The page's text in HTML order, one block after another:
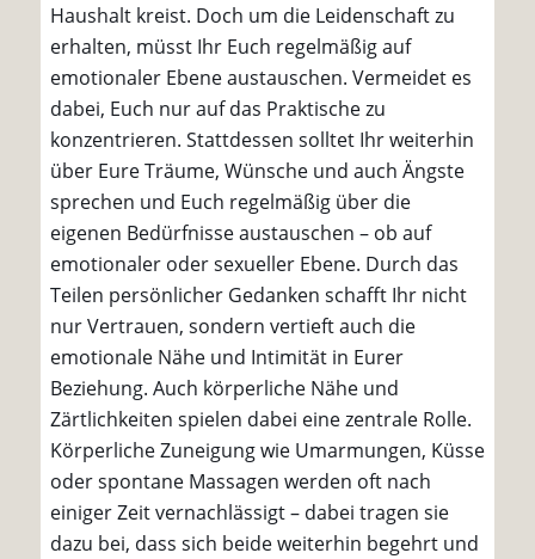
Haushalt kreist. Doch um die Leidenschaft zu
erhalten, müsst Ihr Euch regelmäßig auf
emotionaler Ebene austauschen. Vermeidet es
dabei, Euch nur auf das Praktische zu
konzentrieren. Stattdessen solltet Ihr weiterhin
über Eure Träume, Wünsche und auch Ängste
sprechen und Euch regelmäßig über die
eigenen Bedürfnisse austauschen – ob auf
emotionaler oder sexueller Ebene. Durch das
Teilen persönlicher Gedanken schafft Ihr nicht
nur Vertrauen, sondern vertieft auch die
emotionale Nähe und Intimität in Eurer
Beziehung. Auch körperliche Nähe und
Zärtlichkeiten spielen dabei eine zentrale Rolle.
Körperliche Zuneigung wie Umarmungen, Küsse
oder spontane Massagen werden oft nach
einiger Zeit vernachlässigt – dabei tragen sie
dazu bei, dass sich beide weiterhin begehrt und